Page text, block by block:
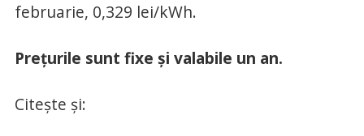
februarie, 0,329 lei/kWh.
Prețurile sunt fixe și valabile un an.
Citește și: